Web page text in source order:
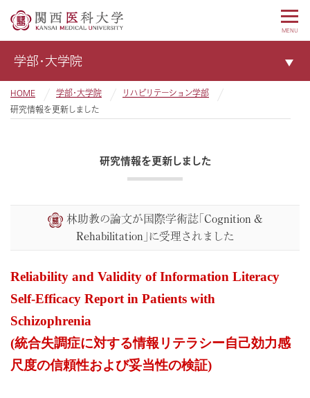
MENU
学部・大学院
HOME 学部・大学院
リハビリテーション学部
研究情報を更新しました
研究情報を更新しました
林助教の論文が国際学術誌「Cognition &
Rehabilitation」に受理されました
Reliability and Validity of Information Literacy
Self-Efficacy Report in Patients with
Schizophrenia
(統合失調症に対する情報リテラシー自己効力感
尺度の信頼性および妥当性の検証)